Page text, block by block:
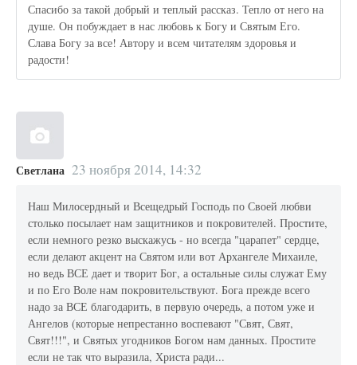
Спасибо за такой добрый и теплый рассказ. Тепло от него на
душе. Он побуждает в нас любовь к Богу и Святым Его.
Слава Богу за все! Автору и всем читателям здоровья и
радости!
Светлана 23 ноября 2014, 14:32
Наш Милосердный и Всещедрый Господь по Своей любви
столько посылает нам защитников и покровителей. Простите,
если немного резко выскажусь - но всегда "царапет" сердце,
если делают акцент на Святом или вот Архангеле Михаиле,
но ведь ВСЕ дает и творит Бог, а остальные силы служат Ему
и по Его Воле нам покровительствуют. Бога прежде всего
надо за ВСЕ благодарить, в первую очередь, а потом уже и
Ангелов (которые непрестанно воспевают "Свят, Свят,
Свят!!!", и Святых угодников Богом нам данных. Простите
если не так что выразила, Христа ради...